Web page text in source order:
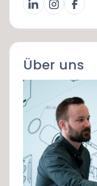
Über uns